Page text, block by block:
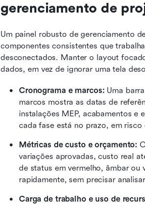
gerenciamento de
Um painel robusto de gerenciamento
componentes consistentes que
desconectados. Manter o layout
dados, em vez de ignorar uma tela
Cronograma e marcos: Uma
marcos mostra as datas de
instalações MEP, acabamentos
cada fase está no prazo, em risco
Métricas de custo e orçamento:
variações aprovadas, custo real
de status em vermelho, âmbar ou
rapidamente, sem precisar
Carga de trabalho e uso de